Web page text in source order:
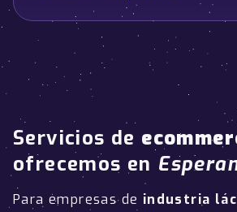
Servicios de
ofrecemos en
Para empresas de industria